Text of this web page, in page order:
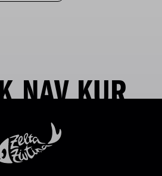
NAV KUR